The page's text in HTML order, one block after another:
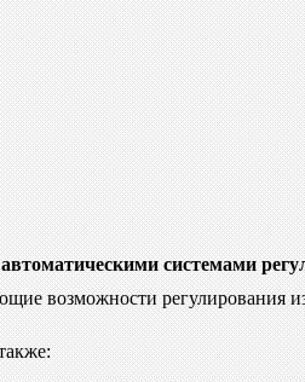
системами
возможности регулирования